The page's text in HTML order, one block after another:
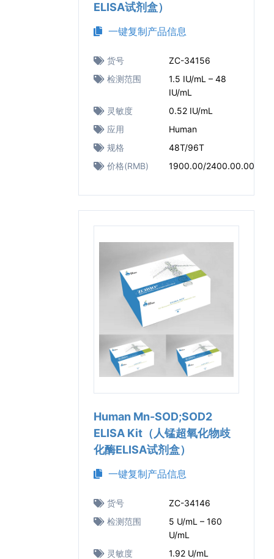
ELISA试剂盒）
一键复制产品信息
货号
ZC-34156
检测范围
1.5 IU/mL – 48
IU/mL
灵敏度
0.52 IU/mL
应用
Human
规格
48T/96T
价格(RMB)
1900.00/2400.00.00
Human Mn-SOD;SOD2
ELISA Kit（人锰超氧化物歧
化酶ELISA试剂盒）
一键复制产品信息
货号
ZC-34146
检测范围
5 U/mL – 160
U/mL
灵敏度
1.92 U/mL